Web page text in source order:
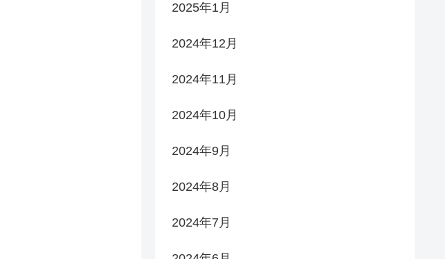
2025年1月
2024年12月
2024年11月
2024年10月
2024年9月
2024年8月
2024年7月